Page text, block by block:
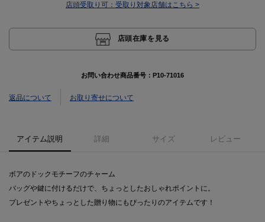
店頭受取り可： 受取り対象店舗はこちら >
店頭在庫を見る
お問い合わせ商品番号： P10-71016
返品について お取り寄せについて
アイテム説明 詳細 サイズ レビュー
ボアのドックモチーフのチャーム
バッグや鍵に付けるだけで、ちょっとしたおしゃれポイントに。
プレゼントやちょっとした贈り物にもぴったりのアイテムです！